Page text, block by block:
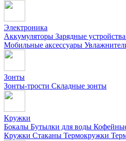
Электроника
Аккумуляторы Зарядные устройства
Мобильные аксессуары
Зонты
Зонты-трости Складные зонты
Кружки
Бокалы Бутылки для воды
Кружки Стаканы Термокружки